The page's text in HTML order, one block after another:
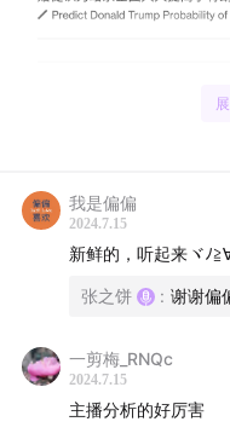
开场- 现场音频
00:10 蛋饼开场 + 特朗
自导自演还是早
我是偏偏
2024.7.15
新鲜的，听起来ヾﾉ
张之饼 : 谢谢偏
一剪梅_RNQc
2024.7.15
主播分析的好厉害